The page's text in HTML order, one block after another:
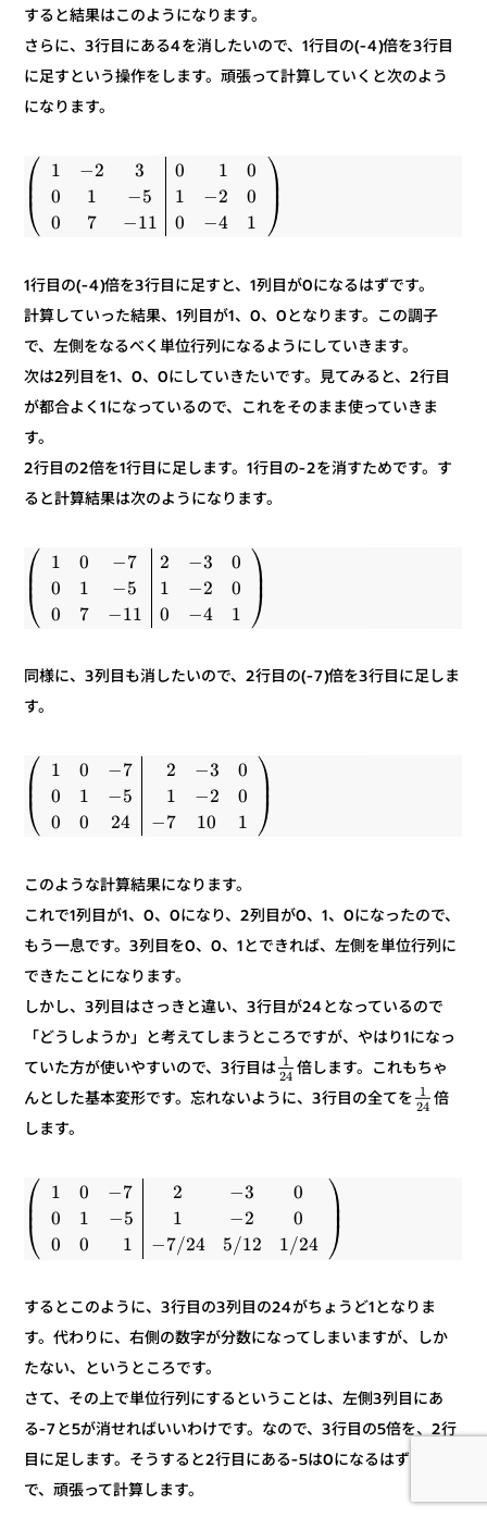
すると結果はこのようになります。
さらに、3行目にある4を消したいので、1行目の(-4)倍を3行目
に足すという操作をします。頑張って計算していくと次のよう
になります。
⎛
⎝
⎜⎜
1
0
0
−2
1
7
3
−5
−11
0
1
0
1
−2
−4
0
0
1
⎞
⎠
⎟⎟
1行目の(-4)倍を3行目に足すと、1列目が0になるはずです。
計算していった結果、1列目が1、0、0となります。この調子
で、左側をなるべく単位行列になるようにしていきます。
次は2列目を1、0、0にしていきたいです。見てみると、2行目
が都合よく1になっているので、これをそのまま使っていきま
す。
2行目の2倍を1行目に足します。1行目の-2を消すためです。す
ると計算結果は次のようになります。
⎛
⎝
⎜⎜
1
0
0
0
1
7
−7
−5
−11
2
1
0
−3
−2
−4
0
0
1
⎞
⎠
⎟⎟
同様に、3列目も消したいので、2行目の(-7)倍を3行目に足しま
す。
⎛
⎝
⎜⎜
1
0
0
0
1
0
−7
−5
24
2
1
−7
−3
−2
10
0
0
1
⎞
⎠
⎟⎟
このような計算結果になります。
これで1列目が1、0、0になり、2列目が0、1、0になったので、
もう一息です。3列目を0、0、1とできれば、左側を単位行列に
できたことになります。
しかし、3列目はさっきと違い、3行目が24となっているので
「どうしようか」と考えてしまうところですが、やはり1になっ
ていた方が使いやすいので、3行目は 1
24 倍します。これもちゃ
んとした基本変形です。忘れないように、3行目の全てを 1
24 倍
します。
⎛
⎝
⎜⎜
1
0
0
0
1
0
−7
−5
1
2
1
−7/24
−3
−2
5/12
0
0
1/24
⎞
⎠
⎟⎟
するとこのように、3行目の3列目の24がちょうど1となりま
す。代わりに、右側の数字が分数になってしまいますが、しか
たない、というところです。
さて、その上で単位行列にするということは、左側3列目にあ
る-7と5が消せればいいわけです。なので、3行目の5倍を、2行
目に足します。そうすると2行目にある-5は0になるはずなの
で、頑張って計算します。